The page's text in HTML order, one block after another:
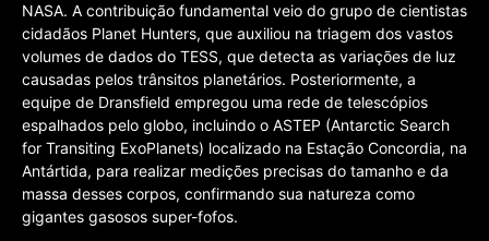
NASA. A contribuição fundamental veio do grupo de cientistas
cidadãos Planet Hunters, que auxiliou na triagem dos vastos
volumes de dados do TESS, que detecta as variações de luz
causadas pelos trânsitos planetários. Posteriormente, a
equipe de Dransfield empregou uma rede de telescópios
espalhados pelo globo, incluindo o ASTEP (Antarctic Search
for Transiting ExoPlanets) localizado na Estação Concordia, na
Antártida, para realizar medições precisas do tamanho e da
massa desses corpos, confirmando sua natureza como
gigantes gasosos super-fofos.